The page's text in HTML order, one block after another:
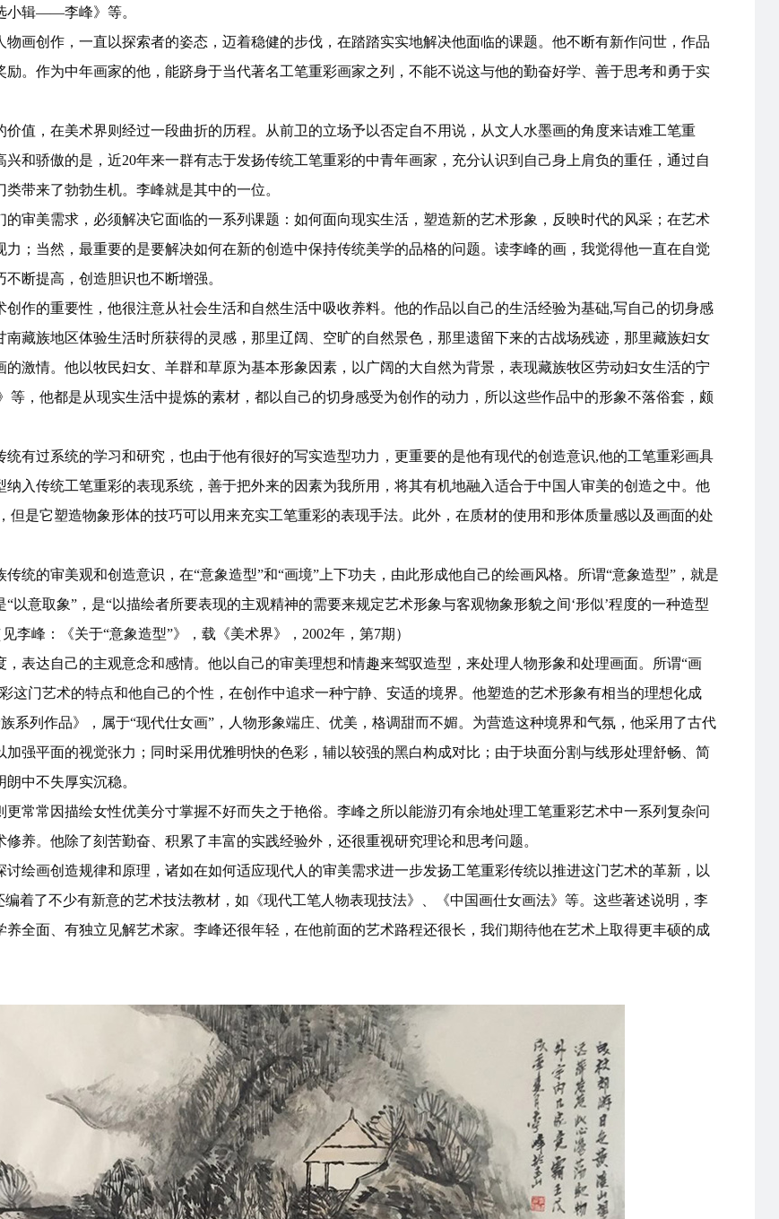
小辑——李峰》等。
画创作，一直以探索者的姿态，迈着稳健的步伐，在踏踏实实地解决他面临的课题。他不断有新作问世，作品
。作为中年画家的他，能跻身于当代著名工笔重彩画家之列，不能不说这与他的勤奋好学、善于思考和勇于实
值，在美术界则经过一段曲折的历程。从前卫的立场予以否定自不用说，从文人水墨画的角度来诘难工笔重
和骄傲的是，近20年来一群有志于发扬传统工笔重彩的中青年画家，充分认识到自己身上肩负的重任，通过自
带来了勃勃生机。李峰就是其中的一位。
审美需求，必须解决它面临的一系列课题：如何面向现实生活，塑造新的艺术形象，反映时代的风采；在艺术
；当然，最重要的是要解决如何在新的创造中保持传统美学的品格的问题。读李峰的画，我觉得他一直在自觉
断提高，创造胆识也不断增强。
作的重要性，他很注意从社会生活和自然生活中吸收养料。他的作品以自己的生活经验为基础,写自己的切身感
藏族地区体验生活时所获得的灵感，那里辽阔、空旷的自然景色，那里遗留下来的古战场残迹，那里藏族妇女
激情。他以牧民妇女、羊群和草原为基本形象因素，以广阔的大自然为背景，表现藏族牧区劳动妇女生活的宁
，他都是从现实生活中提炼的素材，都以自己的切身感受为创作的动力，所以这些作品中的形象不落俗套，颇
有过系统的学习和研究，也由于他有很好的写实造型功力，更重要的是他有现代的创造意识,他的工笔重彩画具
入传统工笔重彩的表现系统，善于把外来的因素为我所用，将其有机地融入适合于中国人审美的创造之中。他
是它塑造物象形体的技巧可以用来充实工笔重彩的表现手法。此外，在质材的使用和形体质量感以及画面的处
统的审美观和创造意识，在“意象造型”和“画境”上下功夫，由此形成他自己的绘画风格。所谓“意象造型”，就是
意取象”，是“以描绘者所要表现的主观精神的需要来规定艺术形象与客观物象形貌之间‘形似’程度的一种造型
峰：《关于“意象造型”》，载《美术界》，2002年，第7期）
表达自己的主观意念和感情。他以自己的审美理想和情趣来驾驭造型，来处理人物形象和处理画面。所谓“画
这门艺术的特点和他自己的个性，在创作中追求一种宁静、安适的境界。他塑造的艺术形象有相当的理想化成
系列作品》，属于“现代仕女画”，人物形象端庄、优美，格调甜而不媚。为营造这种境界和气氛，他采用了古代
强平面的视觉张力；同时采用优雅明快的色彩，辅以较强的黑白构成对比；由于块面分割与线形处理舒畅、简
中不失厚实沉稳。
常常因描绘女性优美分寸掌握不好而失之于艳俗。李峰之所以能游刃有余地处理工笔重彩艺术中一系列复杂问
养。他除了刻苦勤奋、积累了丰富的实践经验外，还很重视研究理论和思考问题。
绘画创造规律和原理，诸如在如何适应现代人的审美需求进一步发扬工笔重彩传统以推进这门艺术的革新，以
着了不少有新意的艺术技法教材，如《现代工笔人物表现技法》、《中国画仕女画法》等。这些著述说明，李
全面、有独立见解艺术家。李峰还很年轻，在他前面的艺术路程还很长，我们期待他在艺术上取得更丰硕的成